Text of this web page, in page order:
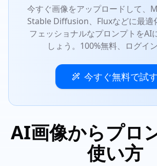
今すぐ画像をアップロードして、
Stable Diffusion、Fluxなどに最適
フェッショナルなプロンプトをAI
しょう。100%無料、ログイン
今すぐ無料で試す
AI画像からプロ
使い方